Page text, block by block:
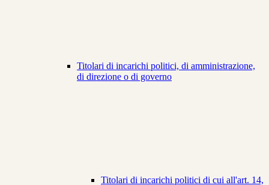
Titolari di incarichi politici, di amministrazione,
di direzione o di governo
Titolari di incarichi politici di cui all'art. 14,